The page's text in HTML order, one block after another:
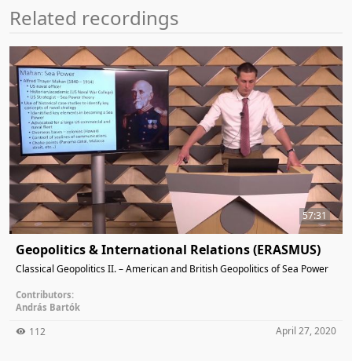
Related recordings
57:31
Geopolitics & International Relations (ERASMUS)
Classical Geopolitics II. – American and British Geopolitics of Sea Power
Contributors:
András Bartók
112 April 27, 2020